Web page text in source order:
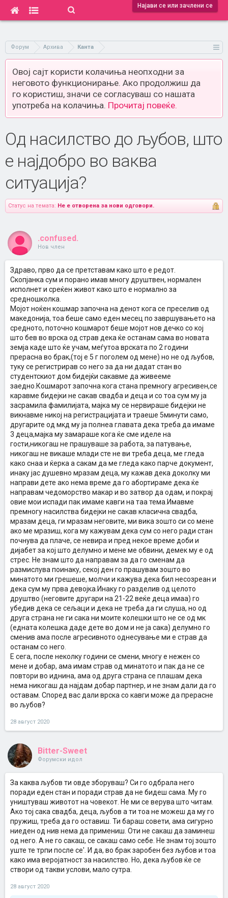
Најави се или зачлени се
Форум Архива Канта
Овој сајт користи колачиња неопходни за
неговото функционирање. Ако продолжиш да
го користиш, значи се согласуваш со нашата
употреба на колачиња. Прочитај повеќе.
Од насилство до љубов, што
е најдобро во ваква
ситуација?
Статус на темата: Не е отворена за нови одговори.
.confused.
Нов член
Здраво, прво да се претставам како што е редот.
Скопјанка сум и порано имав многу друштвен, нормален
исполнет и среќен живот како што е нормално за
средношколка.
Мојот ноќен кошмар започна на денот кога се преселив од
македонија, тоа беше само еден месец по завршувањето на
средното, поточно кошмарот беше мојот нов дечко со кој
што бев во врска од страв дека ќе останам сама во новата
земја каде што ќе учам, меѓутоа врската по 2 години
прерасна во брак,(тој е 5 г поголем од мене) но не од љубов,
туку се регистрирав со него за да ни дадат стан во
студентскиот дом бидејќи сакавме да живееме
заедно.Кошмарот започна кога стана премногу агресивен,се
каравме бидејки не сакав свадба и деца и со тоа сум му ја
засрамила фамилијата, мајка му се нервираше бидејки не
викнавме никој на регистрацијата и траеше 5минути само,
другарите од мкд му ја полнеа главата дека треба да имаме
3 деца,мајка му замараше кога ќе сме иделе на
гости,никогаш не прашуваше за работа, за патување,
никогаш не викаше млади сте не ви треба деца, ме гледа
како снаа и ќерка а сакам да ме гледа како парче документ,
инаку јас душевно мразам деца, му кажав дека доколку ми
направи дете ако нема време да го абортираме дека ќе
направам чедоморство макар и во затвор да одам, и покрај
овие мои испади пак имаме кавги на таа тема.Имавме
премногу насилства бидејки не сакав класична свадба,
мразам деца, ги мразам неговите, ми вика зошто си со мене
ако ме мразиш, кога му кажувам дека сум со него ради стан
почнува да плаче, се невира и пред некое време доби и
дијабет за кој што делумно и мене ме обвини, демек му е од
стрес. Не знам што да направам за да го сменам да
размислува поинаку, секој ден го прашувам зошто во
минатото ми грешеше, молчи и кажува дека бил несозреан и
дека сум му прва девојка.Инаку го разделив од целото
друштво (неговите другари на 21-22 веќе деца имаа) го
убедив дека се сељаци и дека не треба да ги слуша, но од
друга страна не ги сака ни моите колешки што не се од мк
(едната колешка даде дете во дом и не ја сака) делумно го
сменив ама после агресивното однесување ми е страв да
останам со него.
Е сега, после неколку години се смени, многу е нежен со
мене и добар, ама имам страв од минатото и пак да не се
повтори во иднина, ама од друга страна се плашам дека
нема никогаш да најдам добар партнер, и не знам дали да го
оставам. Според вас дали врска со кавги може да прерасне
во љубов?
28 август 2020
Bitter-Sweet
Форумски идол
За каква љубов ти овде зборуваш? Си го одбрала него
поради еден стан и поради страв да не бидеш сама. Му го
уништуваш животот на човекот. Не ми се верува што читам.
Ако тој сака свадба, деца, љубов а ти тоа не можеш да му го
пружиш, треба да го оставиш. Ти бараш совети, ама сигурно
ниеден од нив нема да примениш. Оти не сакаш да заминеш
од него. А не го сакаш, се сакаш само себе. Не знам тој зошто
уште те трпи после се'. И да, во брак заробен без љубов и тоа
како има веројатност за насилство. Но, дека љубов ќе се
створи од такви услови, мало сутра.
28 август 2020